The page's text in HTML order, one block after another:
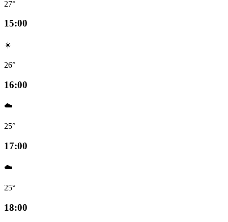
27°
15:00
☀️
26°
16:00
☁️
25°
17:00
☁️
25°
18:00